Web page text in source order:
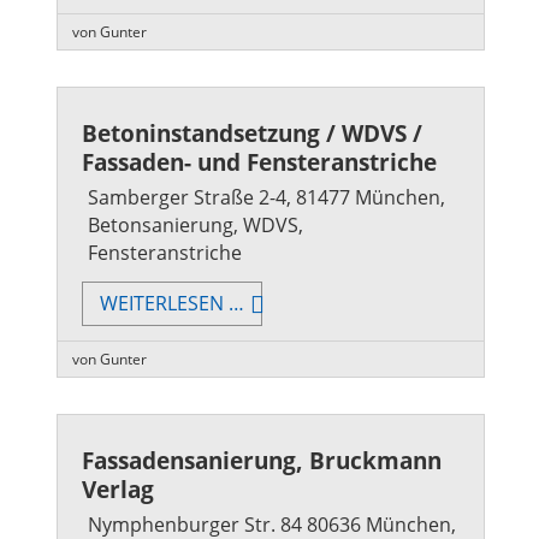
von Gunter
Betoninstandsetzung / WDVS /
Fassaden- und Fensteranstriche
Samberger Straße 2-4, 81477 München,
Betonsanierung, WDVS,
Fensteranstriche
WEITERLESEN … BETONINSTANDSETZUNG
/
/
FASSADEN-
FENSTERANSTRICHE
von Gunter
Fassadensanierung, Bruckmann
Verlag
Nymphenburger Str. 84 80636 München,